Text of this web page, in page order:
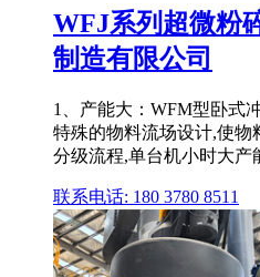
WFJ系列超微粉
制造有限公司
1、产能大：WFM型卧式
特殊的物料流场设计,使
分级流程,单台机小时大产
联系电话: 180 3780 8511